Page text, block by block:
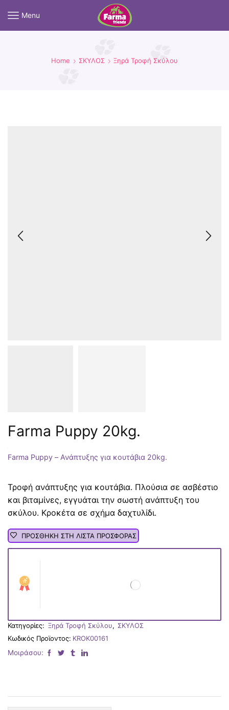
Menu
Home ΣΚΥΛΟΣ Ξηρά Τροφή Σκύλου
Farma Puppy 20kg.
Farma Puppy – Ανάπτυξης για κουτάβια 20kg.
Τροφή ανάπτυξης για κουτάβια. Πλούσια σε ασβέστιο
και βιταμίνες, εγγυάται την σωστή ανάπτυξη του
σκύλου. Κροκέτα σε σχήμα δαχτυλίδι.
ΠΡΟΣΘΗΚΗ ΣΤΗ ΛΙΣΤΑ ΠΡΟΣΦΟΡΑΣ
Κατηγορίες: Ξηρά Τροφή Σκύλου, ΣΚΥΛΟΣ
Κωδικός Προϊοντος: KROK00161
Μοιράσου: